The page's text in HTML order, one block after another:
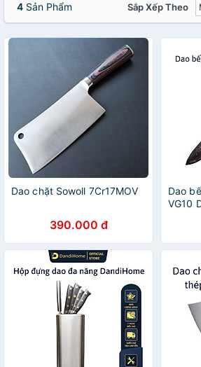
4 Sản Phẩm Sắp Xếp Theo
Dao chặt Sowoll 7Cr17MOV
390.000 đ
Dao
VG10